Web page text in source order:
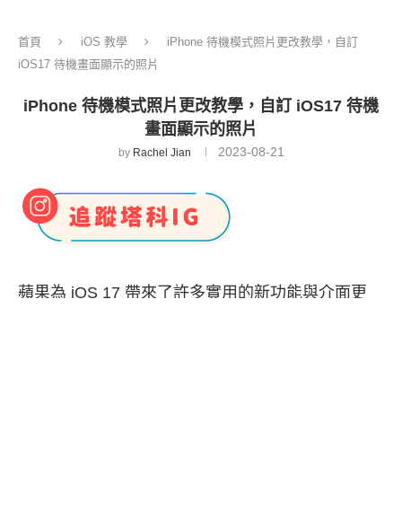
首頁 iOS 教學
iPhone 待機模式照片更改教學，自訂
iOS17 待機畫面顯示的照片
iPhone 待機模式照片更改教學，自訂 iOS17 待機
畫面顯示的照片
by Rachel Jian 2023-08-21
蘋果為 iOS 17 帶來了許多實用的新功能與介面更